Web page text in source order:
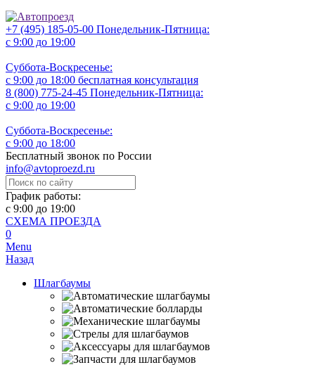
+7 (495) 185-05-00 Понедельник-Пятница:
с 9:00 до 19:00
Суббота-Воскресенье:
с 9:00 до 18:00 бесплатная консультация
8 (800) 775-24-45 Понедельник-Пятница:
с 9:00 до 19:00
Суббота-Воскресенье:
с 9:00 до 18:00
Бесплатный звонок по России
info@avtoproezd.ru
График работы:
с 9:00 до 19:00
СХЕМА ПРОЕЗДА
0
Menu
Назад
Шлагбаумы